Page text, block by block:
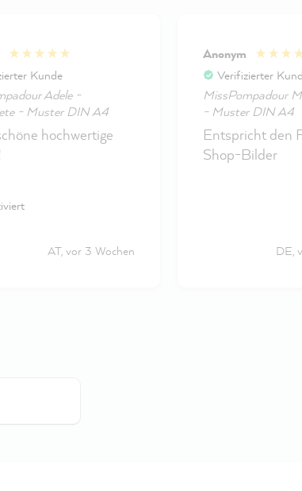
Kunde
Adele -
- Muster DIN A4
hochwertige
AT, vor 3 Wochen
Anonym
Verifizierter
MissPompadour
- Muster DIN A4
Entspricht den
Shop-Bilder
DE,